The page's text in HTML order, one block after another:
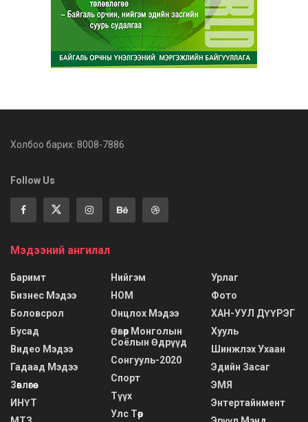
Холбоо барих: 8008-7886
Follow Us
Мэдээний ангилал
Баримт
Бизнес Мэдээ
Боловсрол
Бусад
Видео Мэдээ
Гадаад Мэдээ
Зөвлөгөө
ИНҮТ
Нийгэм
НОМ
Онцлох Мэдээ
Өвөр Монголын
Соёлын Өдрүүд
Сонгууль-2020
Спорт
Түүх
Улс Төр
Урлаг
Фото
ХАН-УУЛ ДҮҮРЭГ
Хууль
Шинжлэх Ухаан
Эдийн Засаг
ЭМЯ
Энтертайнмент